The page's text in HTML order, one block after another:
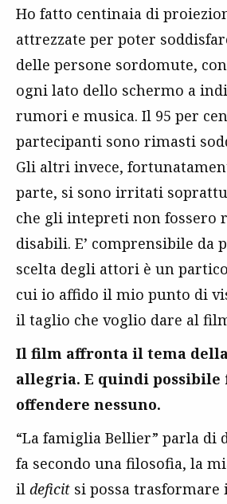
Ho fatto centinaia di
attrezzate per poter
delle persone sordomute,
ogni lato dello schermo a
rumori e musica. Il 95 per
partecipanti sono rimasti
Gli altri invece,
parte, si sono irritati
che gli intepreti non fossero
disabili. E’ comprensibile da
scelta degli attori è un
cui io affido il mio punto di
il taglio che voglio dare al
Il film affronta il tema
allegria. E quindi possibile
offendere nessuno.
“La famiglia Bellier” parla di
fa secondo una filosofia, la
il deficit si possa trasformare